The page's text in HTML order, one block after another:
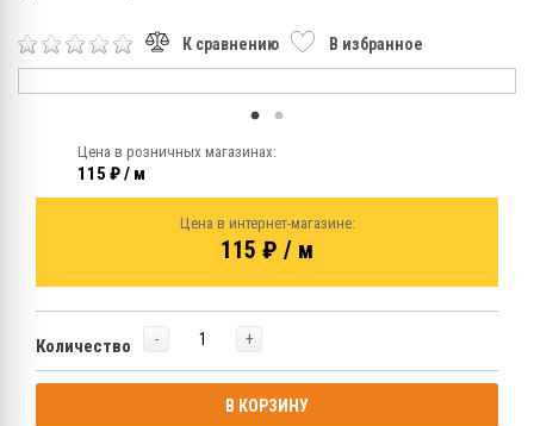
К сравнению В избранное
Цена в розничных магазинах:
115 ₽ / м
Цена в интернет-магазине:
115 ₽ / м
Количество - +
В КОРЗИНУ